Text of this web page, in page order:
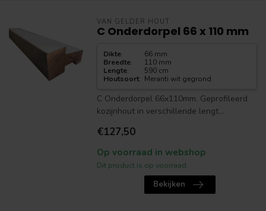
VAN GELDER HOUT
C Onderdorpel 66 x 110 mm
Dikte:
66 mm
Breedte:
110 mm
Lengte:
590 cm
Houtsoort: Meranti wit gegrond
C Onderdorpel 66x110mm. Geprofileerd
kozijnhout in verschillende lengt...
€127,50
Op voorraad in webshop
Dit product is op voorraad.
Bekijken